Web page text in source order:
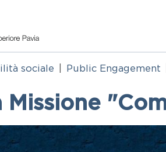
sociale Public Engagement